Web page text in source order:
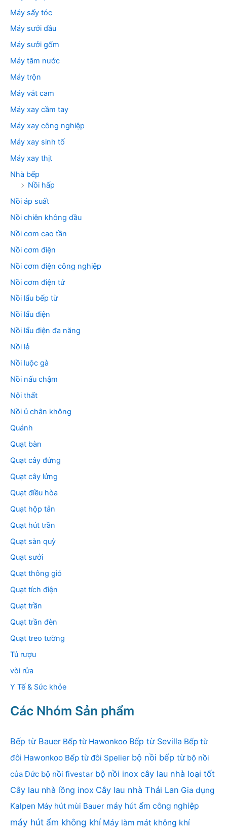
Máy sấy tóc
Máy sưởi dầu
Máy sưởi gốm
Máy tăm nước
Máy trộn
Máy vắt cam
Máy xay cầm tay
Máy xay công nghiệp
Máy xay sinh tố
Máy xay thịt
Nhà bếp
Nồi hấp
Nồi áp suất
Nồi chiên không dầu
Nồi cơm cao tần
Nồi cơm điện
Nồi cơm điện công nghiệp
Nồi cơm điện tử
Nồi lẩu bếp từ
Nồi lẩu điện
Nồi lẩu điện đa năng
Nồi lẻ
Nồi luộc gà
Nồi nấu chậm
Nội thất
Nồi ủ chân không
Quánh
Quạt bàn
Quạt cây đứng
Quạt cây lửng
Quạt điều hòa
Quạt hộp tản
Quạt hút trần
Quạt sàn quỳ
Quạt sưởi
Quạt thông gió
Quạt tích điện
Quạt trần
Quạt trần đèn
Quạt treo tường
Tủ rượu
vòi rửa
Y Tế & Sức khỏe
Các Nhóm Sản phẩm
Bếp từ Bauer Bếp từ Hawonkoo Bếp từ Sevilla Bếp từ
đôi Hawonkoo Bếp từ đôi Spelier bộ nồi bếp từ bộ nồi
của Đức bộ nồi fivestar bộ nồi inox cây lau nhà loại tốt
Cây lau nhà lồng inox Cây lau nhà Thái Lan Gia dụng
Kalpen Máy hút mùi Bauer máy hút ẩm công nghiệp
máy hút ẩm không khí Máy làm mát không khí